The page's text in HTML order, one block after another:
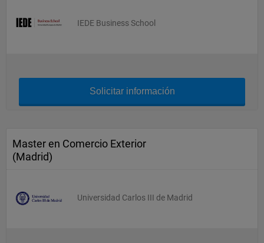
IEDE Business School
Solicitar información
Master en Comercio Exterior
(Madrid)
Universidad Carlos III de Madrid